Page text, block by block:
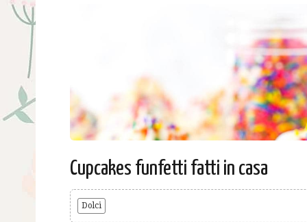
Cupcakes funfetti fatti in casa
Dolci